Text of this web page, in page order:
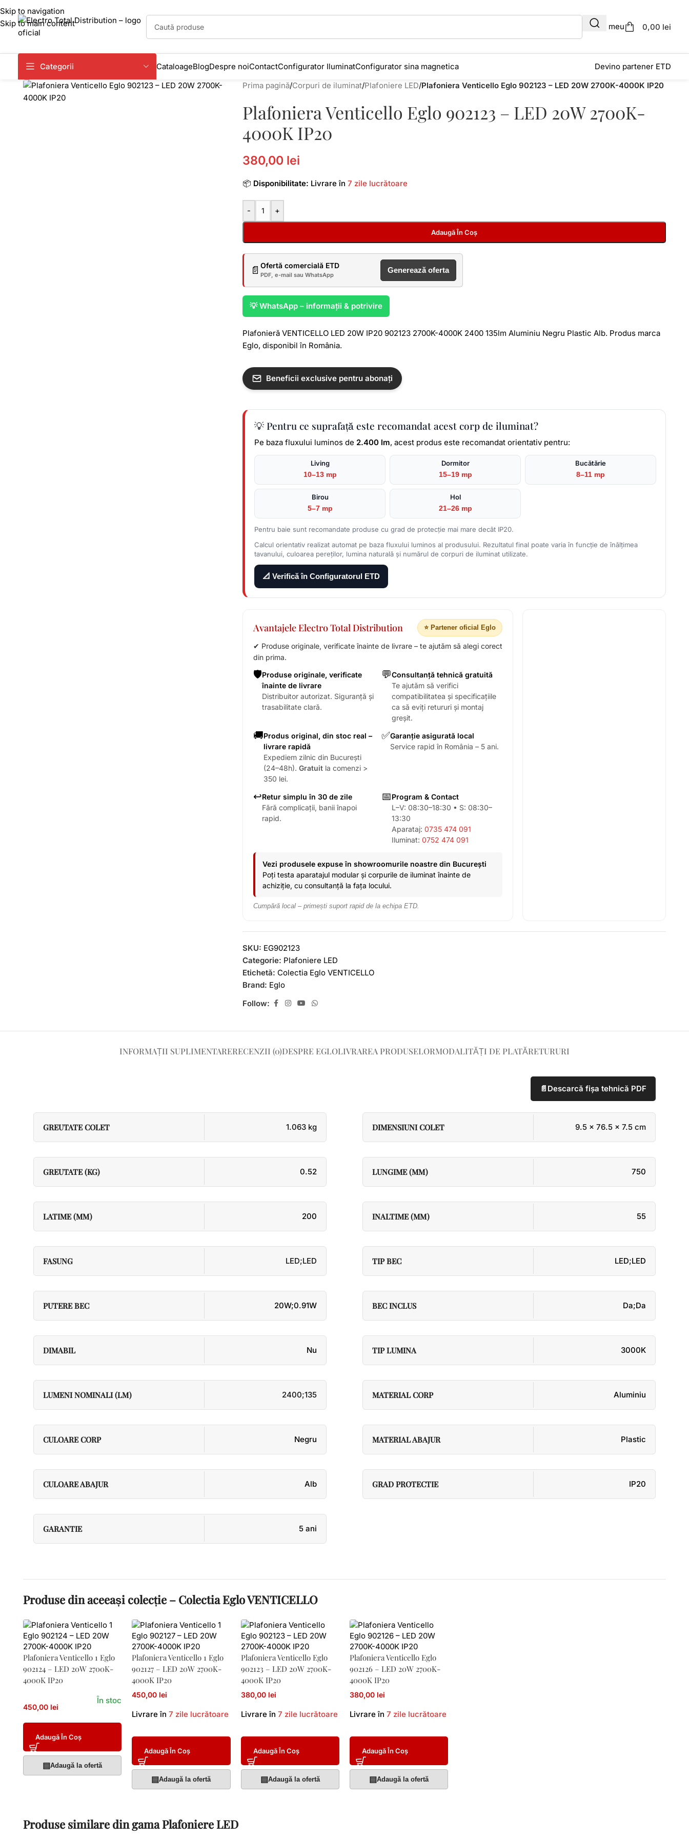
Skip to navigation
Skip to main content
Contul meu 0,00 lei
Categorii CataloageBlogDespre noiContactConfigurator IluminatConfigurator sina magnetica
Devino partener ETD
Prima pagină/Corpuri de iluminat/Plafoniere LED/Plafoniera Venticello Eglo 902123 – LED 20W 2700K-4000K IP20
Plafoniera Venticello Eglo 902123 – LED 20W 2700K-
4000K IP20
380,00 lei
📦 Disponibilitate: Livrare în 7 zile lucrătoare
- +
Adaugă În Coș
📄 Ofertă comercială ETD
PDF, e-mail sau WhatsApp
Generează oferta
💡 WhatsApp – informații & potrivire
Plafonieră VENTICELLO LED 20W IP20 902123 2700K-4000K 2400 135lm Aluminiu Negru Plastic Alb. Produs marca
Eglo, disponibil în România.
Beneficii exclusive pentru abonați
💡 Pentru ce suprafață este recomandat acest corp de iluminat?
Pe baza fluxului luminos de 2.400 lm, acest produs este recomandat orientativ pentru:
Living
10–13 mp
Dormitor
15–19 mp
Bucătărie
8–11 mp
Birou
5–7 mp
Hol
21–26 mp
Pentru baie sunt recomandate produse cu grad de protecție mai mare decât IP20.
Calcul orientativ realizat automat pe baza fluxului luminos al produsului. Rezultatul final poate varia în funcție de înălțimea
tavanului, culoarea pereților, lumina naturală și numărul de corpuri de iluminat utilizate.
📐 Verifică în Configuratorul ETD
Avantajele Electro Total Distribution ⭐ Partener oficial Eglo
✔ Produse originale, verificate înainte de livrare – te ajutăm să alegi corect
din prima.
🛡️Produse originale, verificate
înainte de livrare
Distribuitor autorizat. Siguranță și
trasabilitate clară.
💬Consultanță tehnică gratuită
Te ajutăm să verifici
compatibilitatea și specificațiile
ca să eviți retururi și montaj
greșit.
🚚Produs original, din stoc real –
livrare rapidă
Expediem zilnic din București
(24–48h). Gratuit la comenzi >
350 lei.
✅Garanție asigurată local
Service rapid în România – 5 ani.
↩️Retur simplu în 30 de zile
Fără complicații, banii înapoi
rapid.
📅Program & Contact
L–V: 08:30–18:30 • S: 08:30–
13:30
Aparataj: 0735 474 091
Iluminat: 0752 474 091
Vezi produsele expuse în showroomurile noastre din București
Poți testa aparatajul modular și corpurile de iluminat înainte de
achiziție, cu consultanță la fața locului.
Cumpără local – primești suport rapid de la echipa ETD.
SKU: EG902123
Categorie: Plafoniere LED
Etichetă: Colectia Eglo VENTICELLO
Brand: Eglo
Follow:
INFORMAȚII SUPLIMENTARERECENZII (0)DESPRE EGLOLIVRAREA PRODUSELORMODALITĂȚI DE PLATĂRETURURI
📄 Descarcă fișa tehnică PDF
GREUTATE COLET 1.063 kg DIMENSIUNI COLET 9.5 × 76.5 × 7.5 cm
GREUTATE (KG) 0.52 LUNGIME (MM) 750
LATIME (MM) 200 INALTIME (MM) 55
FASUNG LED;LED TIP BEC LED;LED
PUTERE BEC 20W;0.91W BEC INCLUS Da;Da
DIMABIL Nu TIP LUMINA 3000K
LUMENI NOMINALI (LM) 2400;135 MATERIAL CORP Aluminiu
CULOARE CORP Negru MATERIAL ABAJUR Plastic
CULOARE ABAJUR Alb GRAD PROTECTIE IP20
GARANTIE 5 ani
Produse din aceeași colecție – Colectia Eglo VENTICELLO
Plafoniera Venticello 1 Eglo
902124 – LED 20W 2700K-
4000K IP20
450,00 lei
În stoc
Adaugă În Coș
▤Adaugă la ofertă
Plafoniera Venticello 1 Eglo
902127 – LED 20W 2700K-
4000K IP20
450,00 lei
Livrare în7 zile lucrătoare
Adaugă În Coș
▤Adaugă la ofertă
Plafoniera Venticello Eglo
902123 – LED 20W 2700K-
4000K IP20
380,00 lei
Livrare în 7 zile lucrătoare
Adaugă În Coș
▤Adaugă la ofertă
Plafoniera Venticello Eglo
902126 – LED 20W 2700K-
4000K IP20
380,00 lei
Livrare în 7 zile lucrătoare
Adaugă În Coș
▤Adaugă la ofertă
Produse similare din gama Plafoniere LED